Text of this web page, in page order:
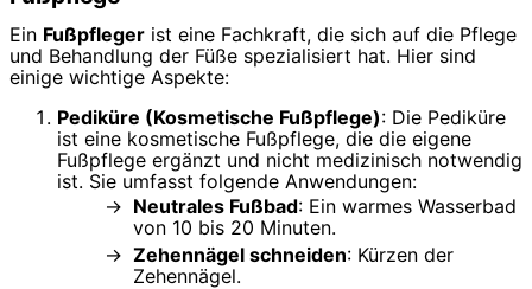
Ein Fußpfleger ist eine Fachkraft, die sich auf die Pflege
und Behandlung der Füße spezialisiert hat. Hier sind
einige wichtige Aspekte:
Pediküre (Kosmetische Fußpflege): Die Pediküre
ist eine kosmetische Fußpflege, die die eigene
Fußpflege ergänzt und nicht medizinisch notwendig
ist. Sie umfasst folgende Anwendungen:
Neutrales Fußbad: Ein warmes Wasserbad
von 10 bis 20 Minuten.
Zehennägel schneiden: Kürzen der
Zehennägel.